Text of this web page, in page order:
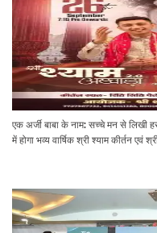
एक अर्जी बाबा के नाम: सच्चे मन से लिखी
में होगा भव्य वार्षिक श्री श्याम कीर्तन एवं